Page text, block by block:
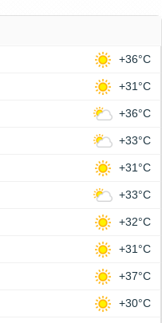
+36°C
+31°C
+36°C
+33°C
+31°C
+33°C
+32°C
+31°C
+37°C
+30°C